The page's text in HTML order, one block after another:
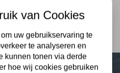
van Cookies
uw gebruikservaring te
te analyseren en
kunnen tonen via derde
hoe wij cookies gebruiken